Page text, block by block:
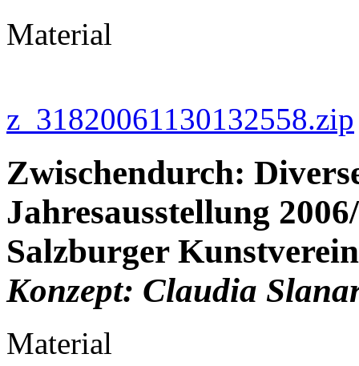
Material
z_31820061130132558.zip
Zwischendurch:
Jahresausstellung
Salzburger
Konzept: Claudia
Material